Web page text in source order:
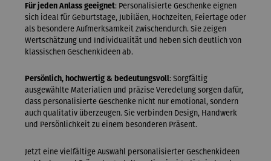
Für jeden Anlass geeignet: Personalisierte Geschenke eignen
sich ideal für Geburtstage, Jubiläen, Hochzeiten, Feiertage oder
als besondere Aufmerksamkeit zwischendurch. Sie zeigen
Wertschätzung und Individualität und heben sich deutlich von
klassischen Geschenkideen ab.
Persönlich, hochwertig & bedeutungsvoll: Sorgfältig
ausgewählte Materialien und präzise Veredelung sorgen dafür,
dass personalisierte Geschenke nicht nur emotional, sondern
auch qualitativ überzeugen. Sie verbinden Design, Handwerk
und Persönlichkeit zu einem besonderen Präsent.
Jetzt eine vielfältige Auswahl personalisierter Geschenkideen